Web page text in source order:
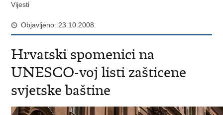
Vijesti
Objavljeno: 23.10.2008.
Hrvatski spomenici na
UNESCO-voj listi zašticene
svjetske baštine